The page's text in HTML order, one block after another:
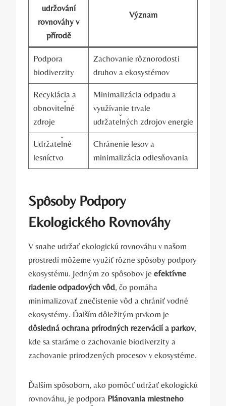
udržování
rovnováhy v
přírodě
Význam
Podpora
biodiverzity
Zachovanie rôznorodosti
druhov a ekosystémov
Recyklácia a
obnoviteľné
zdroje
Minimalizácia odpadu a
využívanie trvale
udržateľných zdrojov energie
Udržateľné
lesníctvo
Chránenie lesov a
minimalizácia odlesňovania
Spôsoby Podpory
Ekologického Rovnováhy
V snahe udržať ekologickú rovnováhu v našom
prostredí môžeme využiť rôzne spôsoby podpory
ekosystému. Jedným zo spôsobov je efektívne
riadenie odpadových vôd, čo pomáha
minimalizovať znečistenie vôd a chrániť vodné
ekosystémy. Ďalším dôležitým prvkom je
dôsledná ochrana prírodných rezervácií a parkov,
kde sa staráme o zachovanie biodiverzity a
zachovanie prirodzených procesov v ekosystéme.
Ďalším spôsobom, ako pomôcť udržať ekologickú
rovnováhu, je podpora Plánovania miestneho